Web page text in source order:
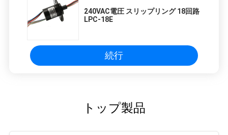
240VAC電圧 スリップリング 18回路
LPC-18E
続行
トップ製品